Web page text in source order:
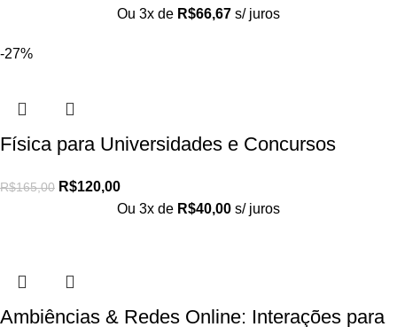
Ou 3x de R$66,67 s/ juros
-27%
Física para Universidades e Concursos
R$165,00 R$120,00
Ou 3x de R$40,00 s/ juros
Ambiências & Redes Online: Interações para